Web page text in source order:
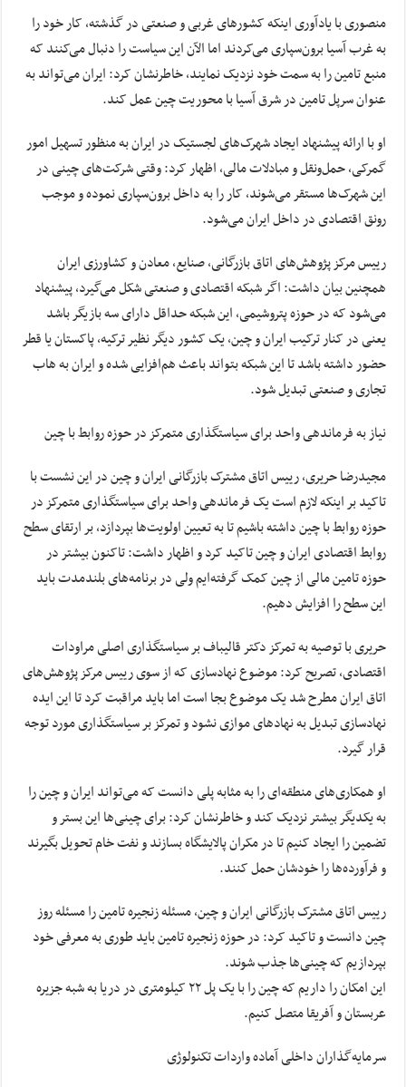
منصوری با یادآوری اینکه کشورهای غربی و صنعتی در گذشته، کار خود را
به غرب آسیا برون‌سپاری می‌کردند اما الآن این سیاست را دنبال می‌کنند که
منبع تامین را به سمت خود نزدیک نمایند، خاطرنشان کرد: ایران می‌تواند به
عنوان سرپل تامین در شرق آسیا با محوریت چین عمل کند.
او با ارائه پیشنهاد ایجاد شهرک‌های لجستیک در ایران به منظور تسهیل امور
گمرکی، حمل‌ونقل و مبادلات مالی، اظهار کرد: وقتی شرکت‌های چینی در
این شهرک‌ها مستقر می‌شوند، کار را به داخل برون‌سپاری نموده و موجب
رونق اقتصادی در داخل ایران می‌شود.
رییس مرکز پژوهش‌های اتاق بازرگانی، صنایع، معادن و کشاورزی ایران
همچنین بیان داشت: اگر شبکه اقتصادی و صنعتی شکل می‌گیرد، پیشنهاد
می‌شود که در حوزه پتروشیمی، این شبکه حداقل دارای سه بازیگر باشد
یعنی در کنار ترکیب ایران و چین، یک کشور دیگر نظیر ترکیه، پاکستان یا قطر
حضور داشته باشد تا این شبکه بتواند باعث هم‌افزایی شده و ایران به هاب
تجاری و صنعتی تبدیل شود.
نیاز به فرماندهی واحد برای سیاستگذاری متمرکز در حوزه روابط با چین
مجیدرضا حریری، رییس اتاق مشترک بازرگانی ایران و چین در این نشست با
تاکید بر اینکه لازم است یک فرماندهی واحد برای سیاستگذاری متمرکز در
حوزه روابط با چین داشته باشیم تا به تعیین اولویت‌ها بپردازد، بر ارتقای سطح
روابط اقتصادی ایران و چین تاکید کرد و اظهار داشت: تاکنون بیشتر در
حوزه تامین مالی از چین کمک گرفته‌ایم ولی در برنامه‌های بلندمدت باید
این سطح را افزایش دهیم.
حریری با توصیه به تمرکز دکتر قالیباف بر سیاستگذاری اصلی مراودات
اقتصادی، تصریح کرد: موضوع نهادسازی که از سوی رییس مرکز پژوهش‌های
اتاق ایران مطرح شد یک موضوع بجا است اما باید مراقبت کرد تا این ایده
نهادسازی تبدیل به نهادهای موازی نشود و تمرکز بر سیاستگذاری مورد توجه
قرار گیرد.
او همکاری‌های منطقه‌ای را به مثابه پلی دانست که می‌تواند ایران و چین را
به یکدیگر بیشتر نزدیک کند و خاطرنشان کرد: برای چینی‌ها این بستر و
تضمین را ایجاد کنیم تا در مکران پالایشگاه بسازند و نفت خام تحویل بگیرند
و فرآورده‌ها را خودشان حمل کنند.
رییس اتاق مشترک بازرگانی ایران و چین، مسئله زنجیره تامین را مسئله روز
چین دانست و تاکید کرد: در حوزه زنجیره تامین باید طوری به معرفی خود
بپردازیم که چینی‌ها جذب شوند.
این امکان را داریم که چین را با یک پل ۲۲ کیلومتری در دریا به شبه جزیره
عربستان و آفریقا متصل کنیم.
سرمایه‌گذاران داخلی آماده واردات تکنولوژی